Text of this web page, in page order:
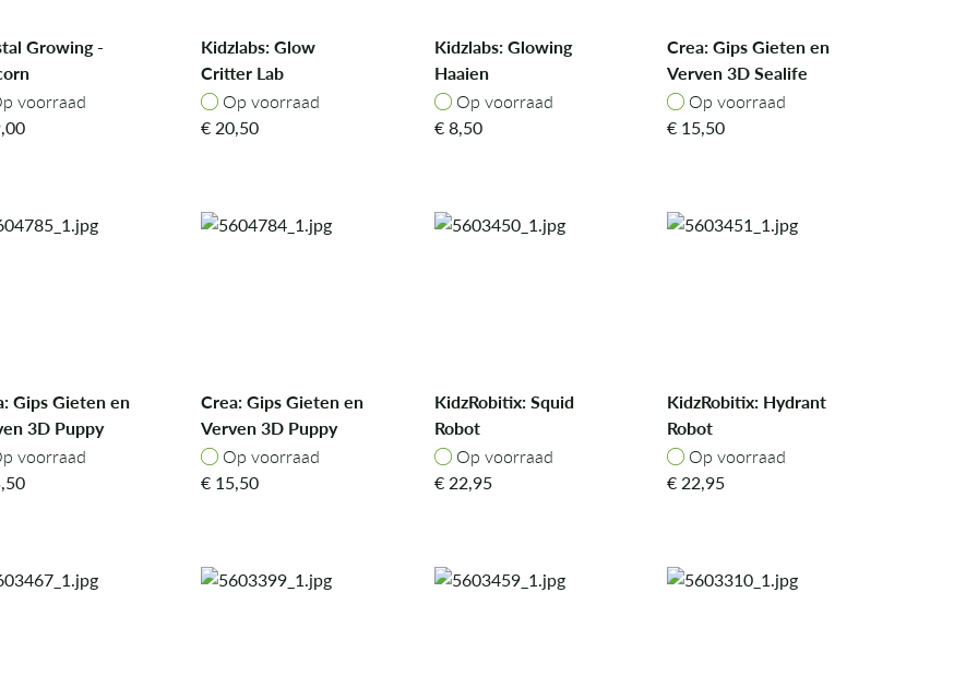
Growing -
voorraad
voorraad
Kidzlabs: Glow
Critter Lab
Op voorraad
Op voorraad
€ 20,50
Kidzlabs: Glowing
Haaien
Op voorraad
Op voorraad
€8,50
Crea: Gips Gieten en
Verven 3D Sealife
Op voorraad
Op voorraad
€ 15,50
Gips Gieten en
3D Puppy
voorraad
voorraad
Crea: Gips Gieten en
Verven 3D Puppy
Dogs
Op voorraad
Op voorraad
€ 15,50
KidzRobitix: Squid
Robot
Op voorraad
Op voorraad
€22,95
KidzRobitix: Hydrant
Robot
Op voorraad
Op voorraad
€22,95